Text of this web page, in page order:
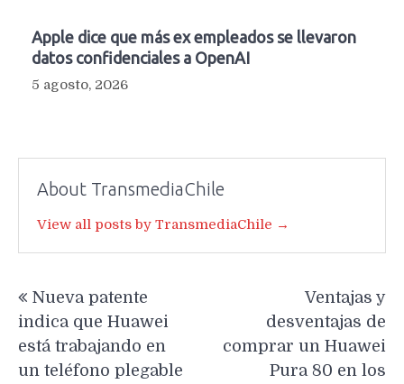
Apple dice que más ex empleados se llevaron
datos confidenciales a OpenAI
5 agosto, 2026
About TransmediaChile
View all posts by TransmediaChile →
de
entradas
Nueva patente
indica que Huawei
está trabajando en
un teléfono plegable
Ventajas y
desventajas de
comprar un Huawei
Pura 80 en los